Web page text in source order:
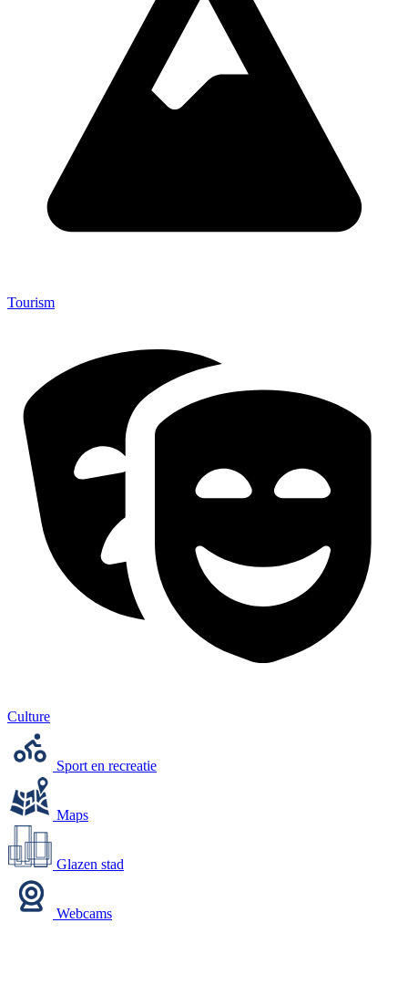
Tourism
Culture
Sport en recreatie
Maps
Glazen stad
Webcams